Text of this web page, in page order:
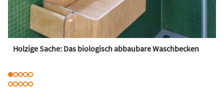
Holzige Sache: Das biologisch abbaubare Waschbecken